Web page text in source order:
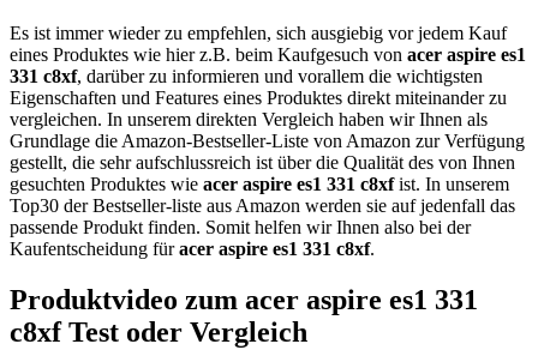
Es ist immer wieder zu empfehlen, sich ausgiebig vor jedem Kauf
eines Produktes wie hier z.B. beim Kaufgesuch von acer aspire es1
331 c8xf, darüber zu informieren und vorallem die wichtigsten
Eigenschaften und Features eines Produktes direkt miteinander zu
vergleichen. In unserem direkten Vergleich haben wir Ihnen als
Grundlage die Amazon-Bestseller-Liste von Amazon zur Verfügung
gestellt, die sehr aufschlussreich ist über die Qualität des von Ihnen
gesuchten Produktes wie acer aspire es1 331 c8xfist. In unserem
Top30 der Bestseller-liste aus Amazon werden sie auf jedenfall das
passende Produkt finden. Somit helfen wir Ihnen also bei der
Kaufentscheidung füracer aspire es1 331 c8xf.
Produktvideo zum acer aspire es1 331
c8xfTest oder Vergleich